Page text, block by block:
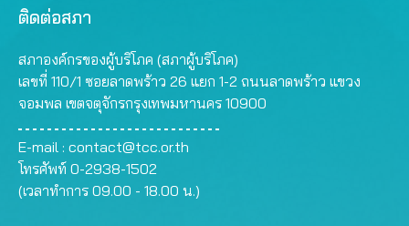
ติดต่อสภา
สภาองค์กรของผู้บริโภค (สภาผู้บริโภค)
เลขที่ 110/1 ซอยลาดพร้าว 26 แยก 1-2 ถนนลาดพร้าว แขวง
จอมพล เขตจตุจักรกรุงเทพมหานคร 10900
E-mail : contact@tcc.or.th
โทรศัพท์ 0-2938-1502
(เวลาทำการ 09.00 - 18.00 น.)